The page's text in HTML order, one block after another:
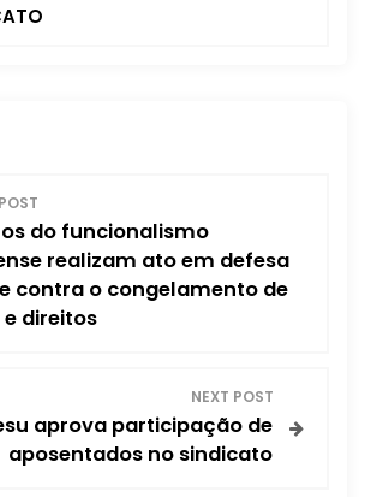
do funcionalismo
realizam ato em defesa
contra o congelamento de
direitos
NEXT POST
aprova participação de
aposentados no sindicato